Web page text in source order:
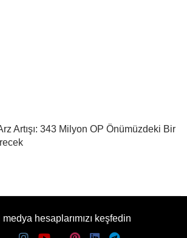
Artışı: 343 Milyon OP Önümüzdeki Bir
hesaplarımızı keşfedin